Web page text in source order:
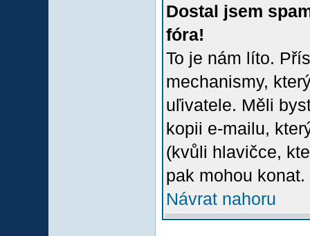
Dostal jsem
fóra!
To je nám líto.
mechanismy,
uľivatele. Měli
kopii e-mailu,
(kvůli hlavičce,
pak mohou konat.
Návrat nahoru